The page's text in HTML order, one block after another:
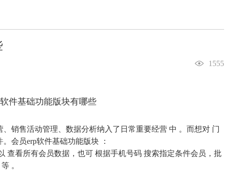
1555
售活动管理、数据分析纳入了日常重要经营 中 。而想对 门
。会员erp软件基础功能版块 ：
看所有会员数据，也可 根据手机号码 搜索指定条件会员，批
。